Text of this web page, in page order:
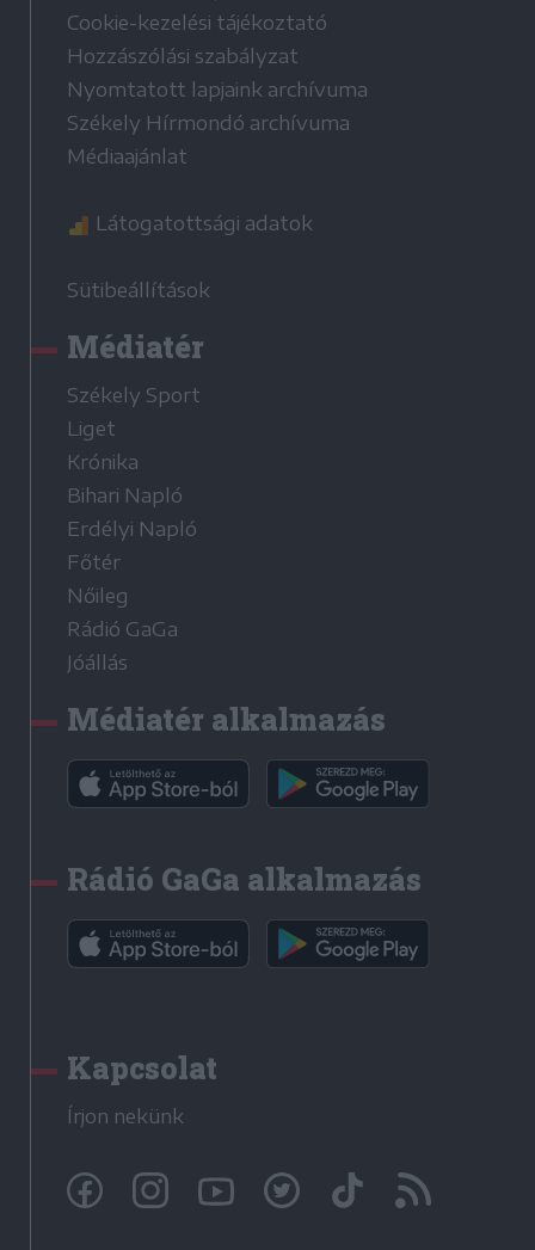
Cookie-kezelési tájékoztató
Hozzászólási szabályzat
Nyomtatott lapjaink archívuma
Székely Hírmondó archívuma
Médiaajánlat
Látogatottsági adatok
Sütibeállítások
Médiatér
Székely Sport
Liget
Krónika
Bihari Napló
Erdélyi Napló
Főtér
Nőileg
Rádió GaGa
Jóállás
Médiatér alkalmazás
Rádió GaGa alkalmazás
Kapcsolat
Írjon nekünk